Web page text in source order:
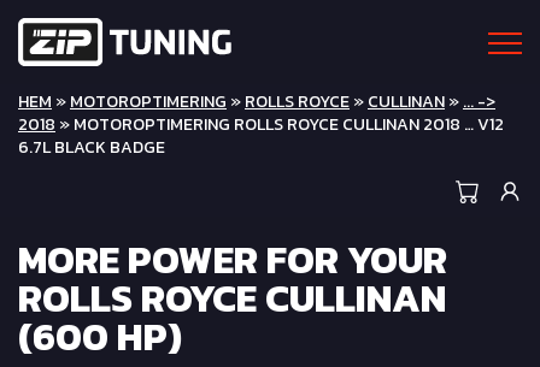
HEM »MOTOROPTIMERING »ROLLS ROYCE»CULLINAN»... ->
2018 » MOTOROPTIMERING ROLLS ROYCE CULLINAN 2018 … V12
6.7L BLACK BADGE
MORE POWER FOR YOUR
ROLLS ROYCE CULLINAN
(600 HP)